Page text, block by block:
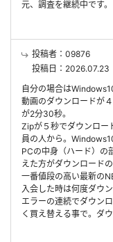
元、調査を継続中です。
投稿者：09876
投稿日：2026.07.23
自分の場合は
動画のダウンロードが
が2分30秒。
Zipが５秒でダウンロー
員の人から。
PCの中身（ハード）の
えた方がダウンロード
一番値段の高い最新の
入会した時は何度ダウ
エラーの連続でダウン
く買え替える事で。ダ